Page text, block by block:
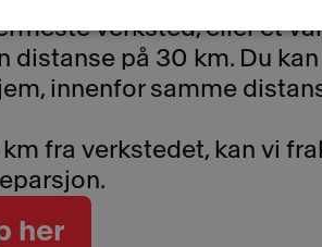
verksted, eller et
distanse på 30 km. Du
innenfor samme
km fra verkstedet, kan vi
her